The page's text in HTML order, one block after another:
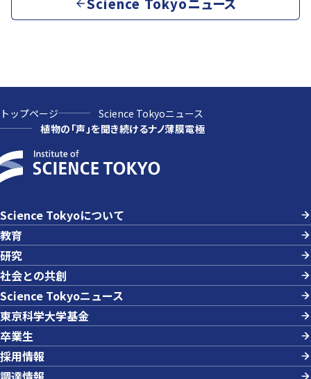
トップページ
Science Tokyoニュース
植物の「声」を聞き続けるナノ薄膜電極
Science Tokyoについて
教育
研究
社会との共創
Science Tokyoニュース
東京科学大学基金
卒業生
採用情報